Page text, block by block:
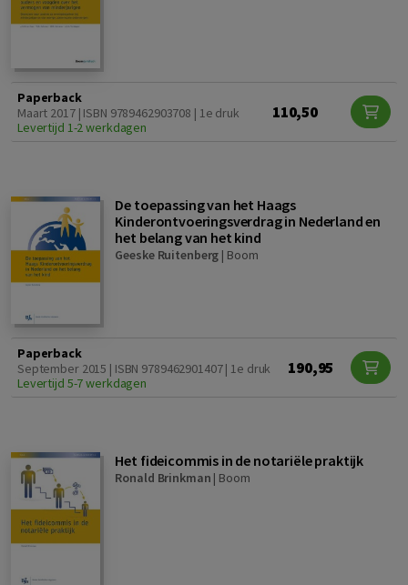
Paperback
Maart 2017 | ISBN 9789462903708 | 1e druk
Levertijd 1-2 werkdagen
110,50
De toepassing van het Haags
Kinderontvoeringsverdrag in Nederland en
het belang van het kind
Geeske Ruitenberg | Boom
Paperback
September 2015 | ISBN 9789462901407 | 1e druk
Levertijd 5-7 werkdagen
190,95
Het fideicommis in de notariële praktijk
Ronald Brinkman | Boom